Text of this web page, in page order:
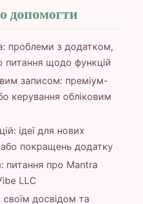
допомогти
проблеми з додатком,
питання щодо функцій
записом: преміум-
керування обліковим
ідеї для нових
покращень додатку
питання про Mantra
LLC
своїм досвідом та